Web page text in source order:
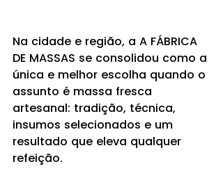
Na cidade e região, a A FÁBRICA
DE MASSAS se consolidou como a
única e melhor escolha quando o
assunto é massa fresca
artesanal: tradição, técnica,
insumos selecionados e um
resultado que eleva qualquer
refeição.